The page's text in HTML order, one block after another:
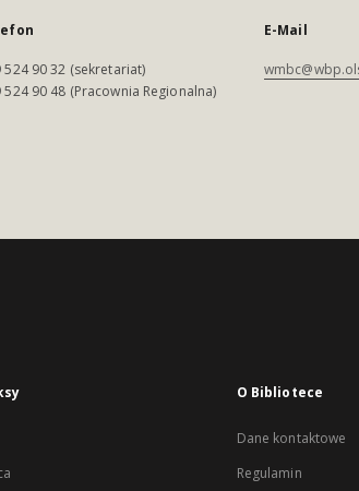
524 90 32 (sekretariat)
524 90 48 (Pracownia Regionalna)
E-Mail
O Bibliotece
Dane kontaktowe
Regulamin